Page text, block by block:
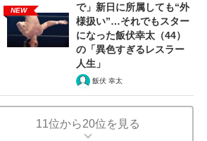
NEW
で」新日に所属しても“外
様扱い”…それでもスター
になった飯伏幸太（44）
の「異色すぎるレスラー
人生」
飯伏 幸太
11位から20位を見る